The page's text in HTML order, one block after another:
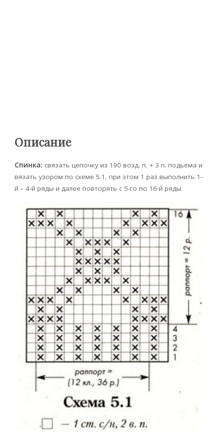
Описание
Спинка: связать цепочку из 190 возд. п. + 3 п. подьема и
вязать узором по схеме 5.1, при этом 1 раз выполнить 1-
й – 4-й ряды и далее повторять с 5-го по 16-й ряды.